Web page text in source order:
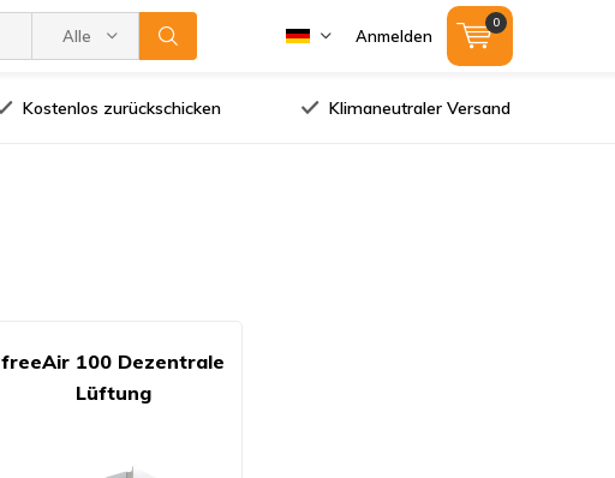
Alle Marken Anmelden
0
Kostenlos zurückschicken Klimaneutraler Versand
freeAir 100 Dezentrale
Lüftung